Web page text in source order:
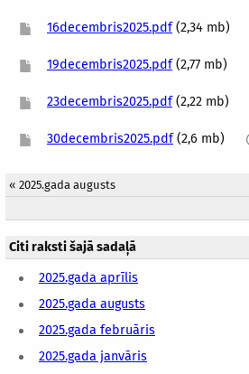
16decembris2025.pdf(2,34 mb)
19decembris2025.pdf(2,77 mb)
23decembris2025.pdf(2,22 mb)
30decembris2025.pdf(2,6 mb)
« 2025.gada augusts
Citi raksti šajā sadaļā
2025.gada aprīlis
2025.gada augusts
2025.gada februāris
2025.gada janvāris